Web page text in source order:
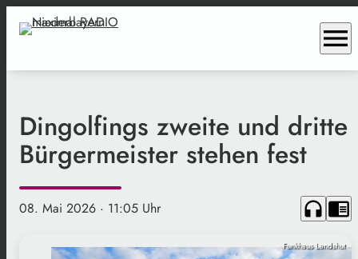
menu
Dingolfings zweite und dritte
Bürgermeister stehen fest
08. Mai 2026 · 11:05 Uhr headphones chrome_reader_mode
Funkhaus Landshut